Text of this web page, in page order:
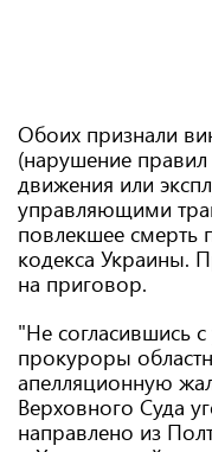
Обоих признали
(нарушение
движения или
управляющими
повлекшее смерть
кодекса Украины.
на приговор.
"Не согласившись
прокуроры
апелляционную
Верховного Суда
направлено из